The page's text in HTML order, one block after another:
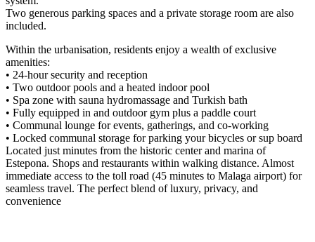
Two generous parking spaces and a private storage room are also
included.
Within the urbanisation, residents enjoy a wealth of exclusive
amenities:
• 24-hour security and reception
• Two outdoor pools and a heated indoor pool
• Spa zone with sauna hydromassage and Turkish bath
• Fully equipped in and outdoor gym plus a paddle court
• Communal lounge for events, gatherings, and co-working
• Locked communal storage for parking your bicycles or sup board
Located just minutes from the historic center and marina of
Estepona. ‌Shops ‌and ‌restaurants ‌within ‌walking distance. ‌Almost
‌immediate access ‌to the ‌toll road (45 ‌minutes ‌to ‌Malaga airport) for
‌seamless ‌travel. The perfect ‌blend ‌of ‌luxury, ‌privacy, ‌and
‌convenience